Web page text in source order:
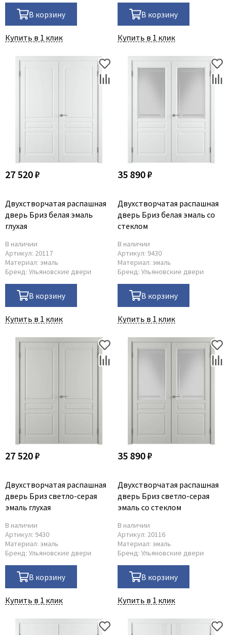
В корзину
Купить в 1 клик
В корзину
Купить в 1 клик
27 520 ₽
Двухстворчатая распашная
дверь Бриз белая эмаль
глухая
В наличии
Артикул: 20117
Материал: эмаль
Бренд: Ульяновские двери
В корзину
Купить в 1 клик
35 890 ₽
Двухстворчатая распашная
дверь Бриз белая эмаль со
стеклом
В наличии
Артикул: 9430
Материал: эмаль
Бренд: Ульяновские двери
В корзину
Купить в 1 клик
27 520 ₽
Двухстворчатая распашная
дверь Бриз светло-серая
эмаль глухая
В наличии
Артикул: 9430
Материал: эмаль
Бренд: Ульяновские двери
В корзину
Купить в 1 клик
35 890 ₽
Двухстворчатая распашная
дверь Бриз светло-серая
эмаль со стеклом
В наличии
Артикул: 20116
Материал: эмаль
Бренд: Ульяновские двери
В корзину
Купить в 1 клик